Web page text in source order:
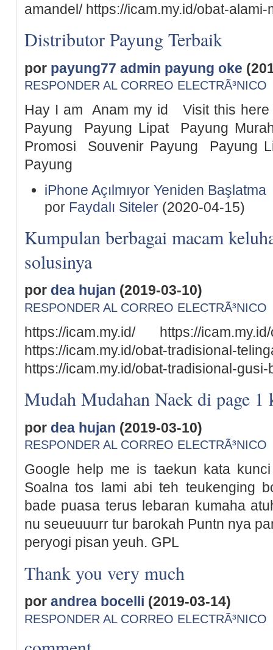
amandel/ https://icam.my.id/obat-
Distributor Payung Terbaik
por payung77 admin payung oke
RESPONDER AL CORREO ELECTRÃ³NICO
Hay I am Anam my id Visit this here
Payung Payung Lipat Payung
Promosi Souvenir Payung Payung
Payung
iPhone Açılmıyor Yeniden Başlatma
por Faydalı Siteler(2020-04-15)
Kumpulan berbagai macam
solusinya
por dea hujan (2019-03-10)
RESPONDER AL CORREO ELECTRÃ³NICO
https://icam.my.id/ https://icam.my.id/
https://icam.my.id/obat-tradisional-
https://icam.my.id/obat-tradisional-
Mudah Mudahan Naek di page 1
por dea hujan (2019-03-10)
RESPONDER AL CORREO ELECTRÃ³NICO
Google help me is taekun kata
Soalna tos lami abi teh teukenging
bade puasa terus lebaran kumaha
nu seueuuurr tur barokah Puntn nya
peryogi pisan yeuh. GPL
Thank you very much
por andrea bocelli (2019-03-14)
RESPONDER AL CORREO ELECTRÃ³NICO